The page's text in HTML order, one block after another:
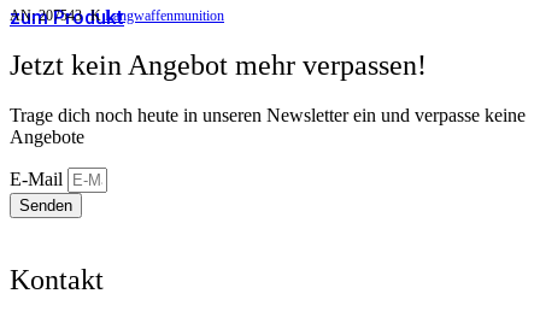
zum Produkt
AN:207543 K Langwaffenmunition
Jetzt kein Angebot mehr verpassen!
Trage dich noch heute in unseren Newsletter ein und verpasse keine
Angebote
E-Mail
Senden
Kontakt